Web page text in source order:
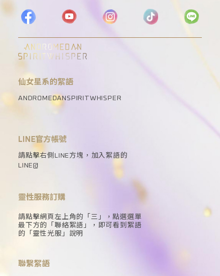
仙女星系的絮語
ANDROMEDANSPIRITWHISPER
LINE官方帳號
請點擊右側LINE方塊，加入絮語的
LINE@
靈性服務訂購
請點擊網頁左上角的「三」，點選選單
最下方的「聯絡絮語」，即可看到絮語
的「靈性光服」說明
聯繫絮語